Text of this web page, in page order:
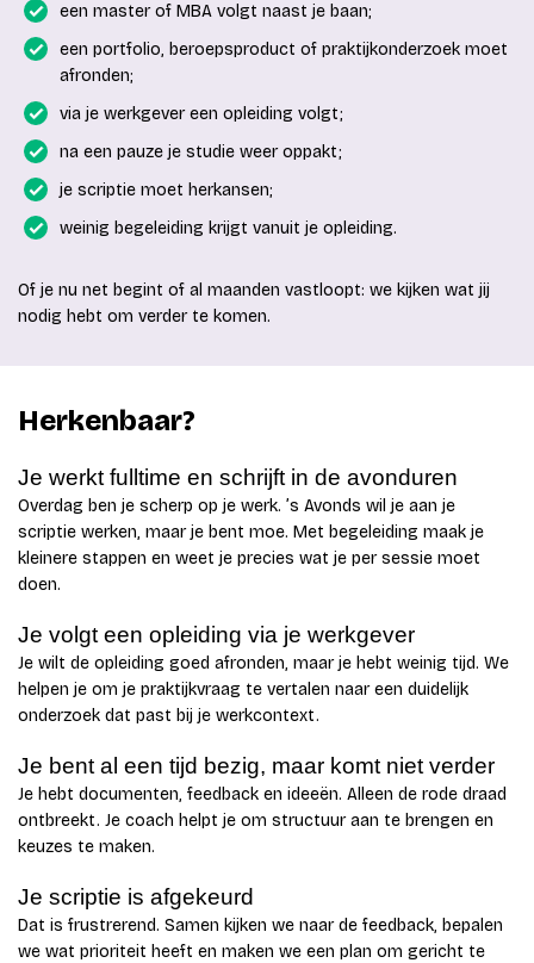
een master of MBA volgt naast je baan;
een portfolio, beroepsproduct of praktijkonderzoek moet
afronden;
via je werkgever een opleiding volgt;
na een pauze je studie weer oppakt;
je scriptie moet herkansen;
weinig begeleiding krijgt vanuit je opleiding.
Of je nu net begint of al maanden vastloopt: we kijken wat jij
nodig hebt om verder te komen.
Herkenbaar?
Je werkt fulltime en schrijft in de avonduren
Overdag ben je scherp op je werk. ’s Avonds wil je aan je
scriptie werken, maar je bent moe. Met begeleiding maak je
kleinere stappen en weet je precies wat je per sessie moet
doen.
Je volgt een opleiding via je werkgever
Je wilt de opleiding goed afronden, maar je hebt weinig tijd. We
helpen je om je praktijkvraag te vertalen naar een duidelijk
onderzoek dat past bij je werkcontext.
Je bent al een tijd bezig, maar komt niet verder
Je hebt documenten, feedback en ideeën. Alleen de rode draad
ontbreekt. Je coach helpt je om structuur aan te brengen en
keuzes te maken.
Je scriptie is afgekeurd
Dat is frustrerend. Samen kijken we naar de feedback, bepalen
we wat prioriteit heeft en maken we een plan om gericht te